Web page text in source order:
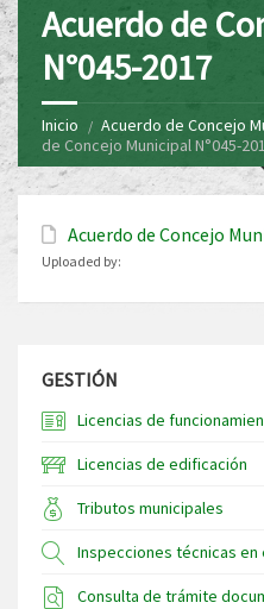
Acuerdo de
N°045-2017
Inicio Acuerdo de Concejo
de Concejo Municipal N°045-
Acuerdo de Concejo
Uploaded by:
GESTIÓN
Licencias de
Licencias de edificación
Tributos municipales
Inspecciones técnicas en
Consulta de trámite